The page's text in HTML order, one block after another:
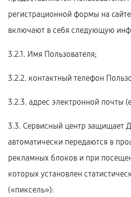
регистрационной формы на
включают в себя следующую
3.2.1. Имя Пользователя;
3.2.2. контактный телефон
3.2.3. адрес электронной почты
3.3. Сервисный центр защищает
автоматически передаются в
рекламных блоков и при
которых установлен
(«пиксель»):